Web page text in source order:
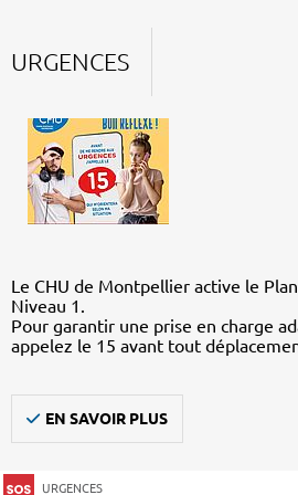
URGENCES
Le CHU de Montpellier active le
Niveau 1.
Pour garantir une prise en charge
appelez le 15 avant tout
EN SAVOIR PLUS
URGENCES